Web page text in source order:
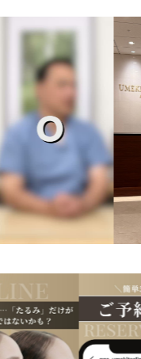
ドクターズコスメ